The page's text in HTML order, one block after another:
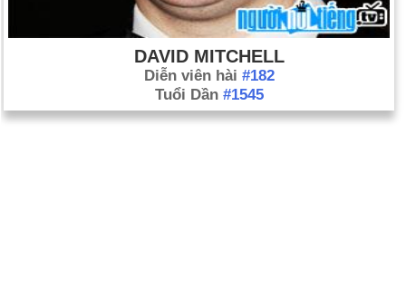
DAVID MITCHELL
Diễn viên hài #182
Tuổi Dần #1545